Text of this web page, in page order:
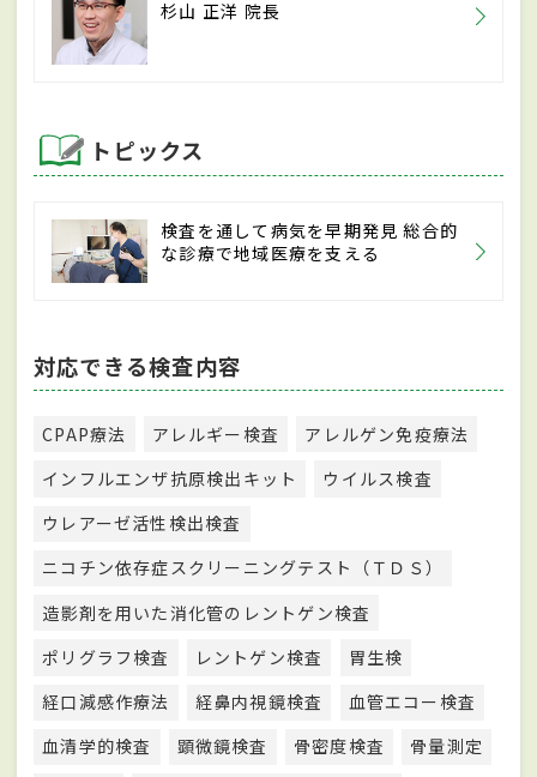
杉山 正洋 院長
トピックス
検査を通して病気を早期発見 総合的
な診療で地域医療を支える
対応できる検査内容
CPAP療法 アレルギー検査
アレルゲン免疫療法
インフルエンザ抗原検出キット
ウイルス検査
ウレアーゼ活性検出検査
ニコチン依存症スクリーニングテスト（ＴＤＳ）
造影剤を用いた消化管のレントゲン検査
ポリグラフ検査
レントゲン検査
胃生検
経口減感作療法
経鼻内視鏡検査
血管エコー検査
血清学的検査
顕微鏡検査 骨密度検査
骨量測定